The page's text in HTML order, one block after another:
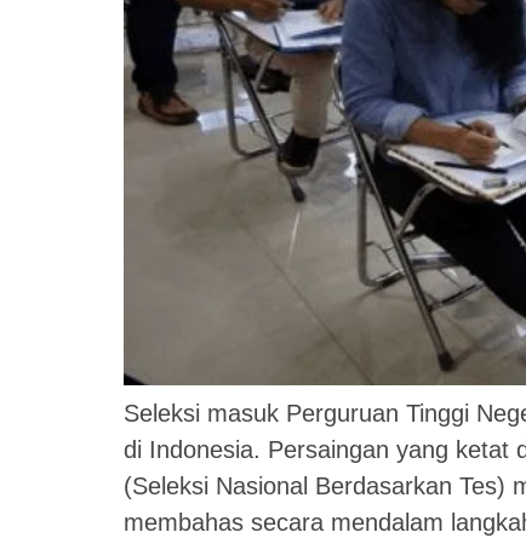
Seleksi masuk Perguruan Tinggi
di Indonesia. Persaingan yang ketat
(Seleksi Nasional Berdasarkan Tes)
membahas secara mendalam